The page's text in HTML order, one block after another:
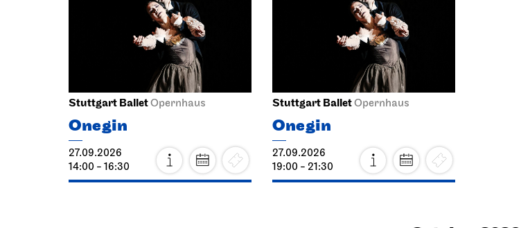
Stuttgart BalletOpernhaus
Onegin
27.09.2026
14:00 - 16:30
Stuttgart BalletOpernhaus
Onegin
27.09.2026
19:00 - 21:30